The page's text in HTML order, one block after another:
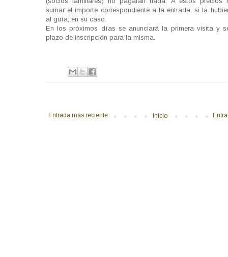
sumar el importe correspondiente a la entrada, si la
al guía, en su caso.
En los próximos días se anunciará la primera visita y
plazo de inscripción para la misma.
Entrada más reciente Inicio